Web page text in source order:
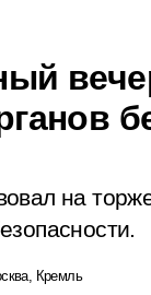
на
Кремль